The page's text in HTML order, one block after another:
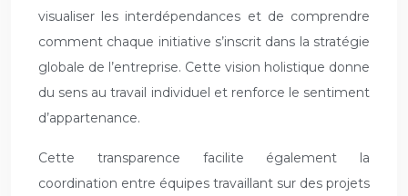
visualiser les interdépendances et de comprendre
comment chaque initiative s’inscrit dans la stratégie
globale de l’entreprise. Cette vision holistique donne
du sens au travail individuel et renforce le sentiment
d’appartenance.
Cette transparence facilite également la
coordination entre équipes travaillant sur des projets